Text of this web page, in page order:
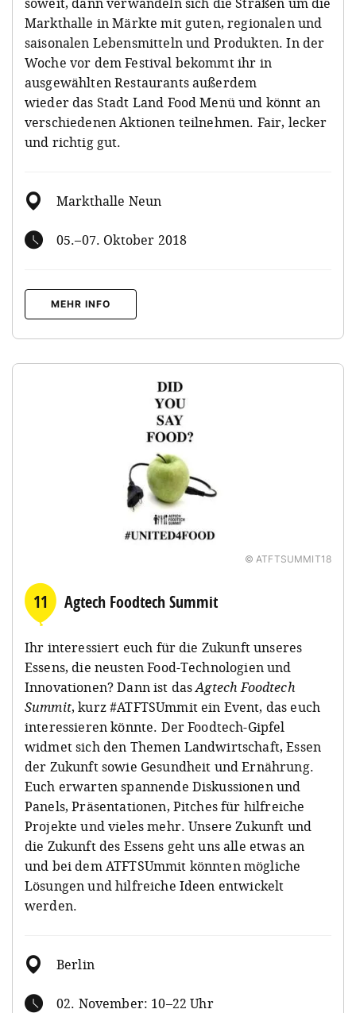
Markthalle in Märkte mit guten, regionalen und
saisonalen Lebensmitteln und Produkten. In der
Woche vor dem Festival bekommt ihr in
ausgewählten Restaurants außerdem
wieder das Stadt Land Food Menü und könnt an
verschiedenen Aktionen teilnehmen. Fair, lecker
und richtig gut.
Markthalle Neun
05.–07. Oktober 2018
MEHR INFO
© ATFTSUMMIT18
11 Agtech Foodtech Summit
Ihr interessiert euch für die Zukunft unseres
Essens, die neusten Food-Technologien und
Innovationen? Dann ist dasAgtech Foodtech
Summit, kurz #ATFTSUmmit ein Event, das euch
interessieren könnte. Der Foodtech-Gipfel
widmet sich den Themen Landwirtschaft, Essen
der Zukunft sowie Gesundheit und Ernährung.
Euch erwarten spannende Diskussionen und
Panels, Präsentationen, Pitches für hilfreiche
Projekte und vieles mehr. Unsere Zukunft und
die Zukunft des Essens geht uns alle etwas an
und bei dem ATFTSUmmit könnten mögliche
Lösungen und hilfreiche Ideen entwickelt
werden.
Berlin
02. November: 10–22 Uhr